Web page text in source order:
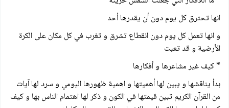
انها تحترق كل يوم دون أن يقدرها أحد
و انها تعمل كل يوم دون انقطاع تشرق و تغرب في كل مكان على الكرة
الأرضية و قد تعبت
* کيف غير مشاعرها و أفكارها
بدأ يناقشها و يبين لها أهميتها و اهمية ظهورها اليومي و سرد لها آيات
من القرآن الكريم تبين قيمتها في الكون و ذكر لها اهتمام الناس بها و كيف